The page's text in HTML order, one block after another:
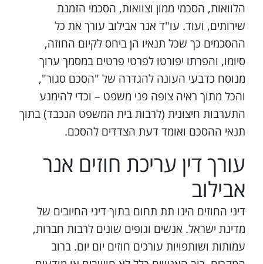
הלוואות, הסכמי ממון וצוואות, הסכמי הזמנת
שירותים, ועוד. עו"ד אנר אבילוב עורך את כל
ההסכמים כך שכל תנאיו הן ביחס לקיום החוזה,
סיומו, והפרתו יפורטו לפרטי פרטים במסמך ערוך
מנוסח כדבעי העונה להגדרה של "הסכם סגור",
והכל מתוך ראיה צופה פני משפט – וכדי להימנע
התערבות חיצונית (לרבות בית המשפט הנכבד) בתוך
תנאי ההסכם ואומד דעת הצדדים להסכם.
עורך דין עריכת חוזים אנר
אבילוב
דיני החוזים הינו תת תחום בתוך דיני החיובים של
מדינת ישראל. אנשים וגופים שונים לרבות חברות,
עמותות ושותפויות עורכים חוזים יום יום. ברוב